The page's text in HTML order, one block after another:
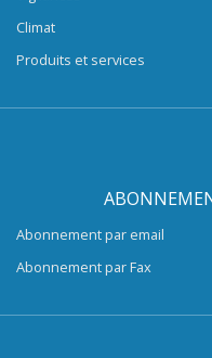
Climat
Produits et services
Abonnement par email
Abonnement par Fax